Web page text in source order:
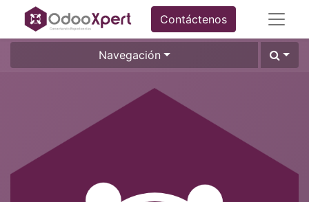
Contáctenos
Navegación